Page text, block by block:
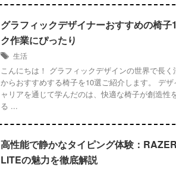
グラフィックデザイナーおすすめの椅子
ク作業にぴったり
生活
こんにちは！ グラフィックデザインの世界で長
からおすすめする椅子を10選ご紹介します。 デ
ャリアを通じて学んだのは、快適な椅子が創造性
る ...
高性能で静かなタイピング体験：
LITEの魅力を徹底解説